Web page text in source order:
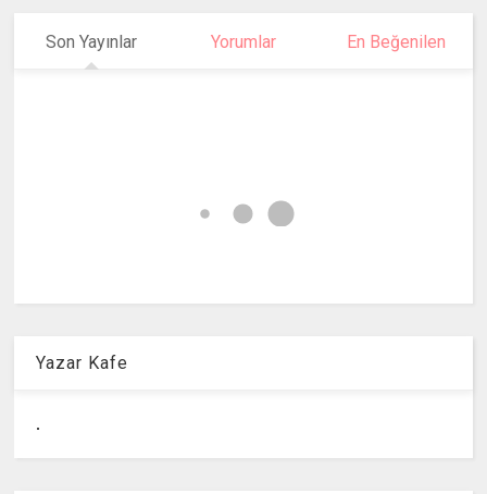
Son Yayınlar Yorumlar En Beğenilen
Yazar Kafe
.